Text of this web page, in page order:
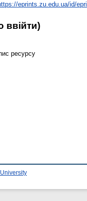
eprints.zu.edu.ua/id/
ввійти)
ресурсу